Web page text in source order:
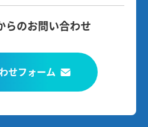
らのお問い合わせ
せフォーム